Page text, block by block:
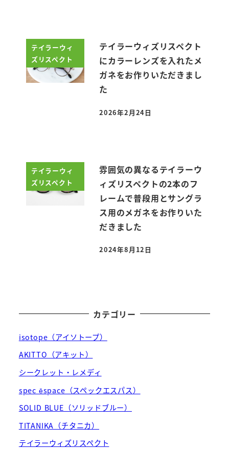
テイラーウィ
ズリスペクト
テイラーウィズリスペクト
にカラーレンズを入れたメ
ガネをお作りいただきまし
た
投稿日
2026年2月24日
テイラーウィ
ズリスペクト
雰囲気の異なるテイラーウ
ィズリスペクトの2本のフ
レームで普段用とサングラ
ス用のメガネをお作りいた
だきました
投稿日
2024年8月12日
カテゴリー
isotope（アイソトープ）
AKITTO（アキット）
シークレット・レメディ
spec ēspace（スペックエスパス）
SOLID BLUE（ソリッドブルー）
TITANIKA（チタニカ）
テイラーウィズリスペクト